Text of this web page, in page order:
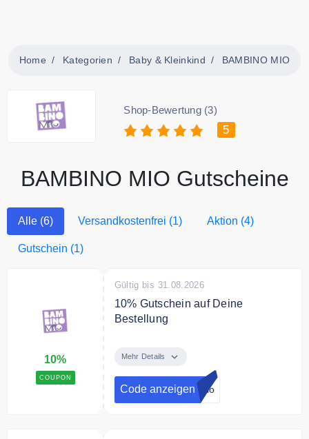
Home Kategorien Baby & Kleinkind BAMBINO MIO
Shop-Bewertung (3)
5
BAMBINO MIO Gutscheine
Alle (6) Versandkostenfrei (1) Aktion (4)
Gutschein (1)
10%
COUPON
Gültig bis 31.08.2026
10% Gutschein auf Deine
Bestellung
Newsletter an und erhalte einen
10% Gutschein auf Deine
Bestellung.
Mehr Details
Code anzeigen Mio